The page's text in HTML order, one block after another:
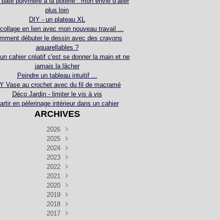
plus loin
DIY - un plateau XL
en lien avec mon nouveau travail ...
débuter le dessin avec des crayons
aquarellables ?
cahier créatif c'est se donner la main et ne
jamais la lâcher
Peindre un tableau intuitif ...
Vase au crochet avec du fil de macramé
Déco Jardin - limiter le vis à vis
en pèlerinage intérieur dans un cahier
ARCHIVES
2026
Juillet(5)
Juin
(4)
Mai
(3)
Avril
(3)
Mars
(3)
Janvier(1)
2025
Décembre
Novembre
Octobre
Septembre
Août
(1)
Juillet(2)
Juin
(1)
Mai
(1)
2024
Décembre
Novembre
Octobre
Septembre
Août
(2)
Juillet(4)
Juin
(4)
2023
Décembre
Novembre
Octobre
Septembre
Août
(2)
Juillet(1)
2022
Décembre
Novembre
Octobre
Septembre
Août
(4)
2021
Décembre
Novembre
Septembre
Août
(2)
2020
Décembre
Novembre
Octobre
2019
Décembre
Novembre
2018
Décembre
2017